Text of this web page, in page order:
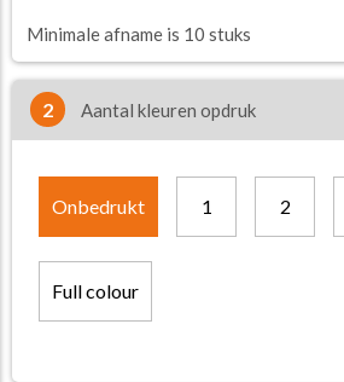
Minimale afname is 10 stuks
2 Aantal kleuren opdruk
Onbedrukt 1 2
Full colour